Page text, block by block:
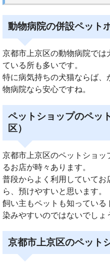
動物病院の併設ペット
京都市上京区の動物病院では
ている所も多いです。
特に病気持ちの犬猫ならば
物病院なら安心ですね。
ペットショップのペッ
区）
京都市上京区のペットショ
るお店が時々あります。
普段からよく利用していて
ら、預けやすいと思います。
飼い主もペットも知っている
染みやすいのではないでしょ
京都市上京区のペット